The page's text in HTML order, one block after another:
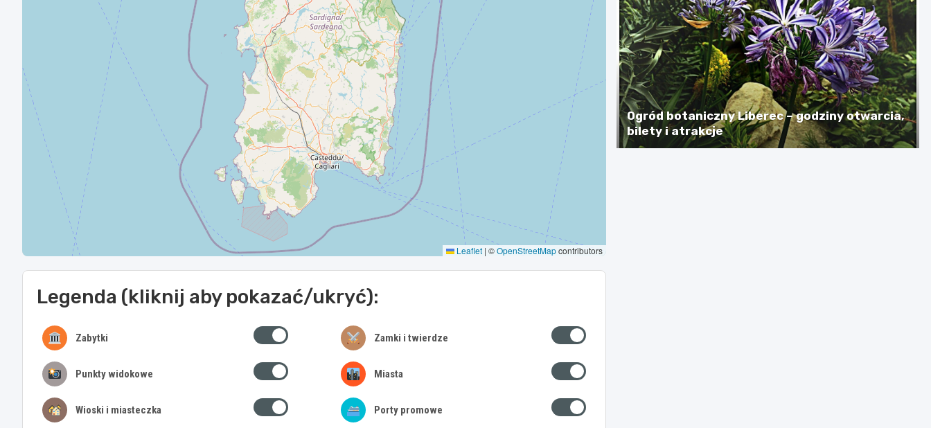
Leaflet | ©OpenStreetMapcontributors
Legenda (kliknij aby pokazać/ukryć):
Zabytki Zamki i twierdze
Punkty widokowe Miasta
Wioski i miasteczka Porty promowe
Ogród botaniczny Liberec – godziny otwarcia,
bilety i atrakcje